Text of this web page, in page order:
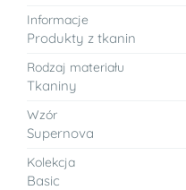
Informacje
Produkty z tkanin
Rodzaj materiału
Tkaniny
Wzór
Supernova
Kolekcja
Basic